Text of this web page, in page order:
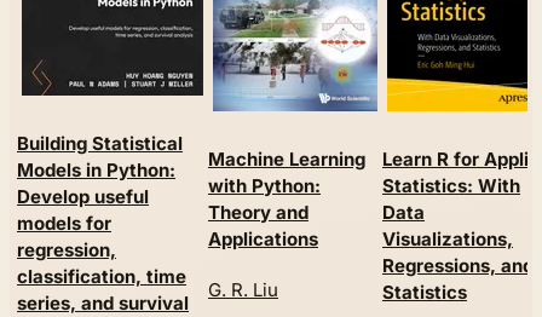
Building Statistical
Models in Python:
Develop useful
models for
regression,
classification, time
series, and survival
Machine Learning
with Python:
Theory and
Applications
G. R. Liu
Learn R for
Statistics: With
Data
Visualizations,
Regressions, and
Statistics